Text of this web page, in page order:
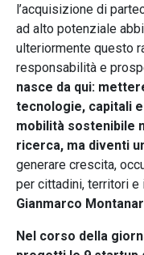
l’acquisizione di
ad alto potenziale
ulteriormente questo
responsabilità e
nasce da qui:
tecnologie, capitali
mobilità sostenibile
ricerca, ma diventi
generare crescita,
per cittadini, territori e
Gianmarco
Nel corso della